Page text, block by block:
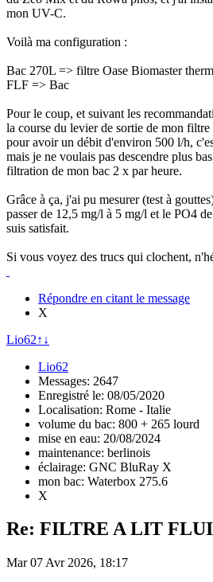
mon UV-C.
Voilà ma configuration :
Bac 270L => filtre Oase Biomaster
FLF => Bac
Pour le coup, et suivant les
la course du levier de sortie de mon
pour avoir un débit d'environ 500 l/h,
mais je ne voulais pas descendre plus
filtration de mon bac 2 x par heure.
Grâce à ça, j'ai pu mesurer (test à
passer de 12,5 mg/l à 5 mg/l et le PO4
suis satisfait.
Si vous voyez des trucs qui clochent,
Répondre en citant le message
X
Lio62↑ ↓
Lio62
Messages: 2647
Enregistré le: 08/05/2020
Localisation: Rome - Italie
volume du bac: 800 + 265 lourd
mise en eau: 20/08/2024
maintenance: berlinois
éclairage: GNC BluRay X
mon bac: Waterbox 275.6
X
Re: FILTRE A LIT
Mar 07 Avr 2026, 18:17